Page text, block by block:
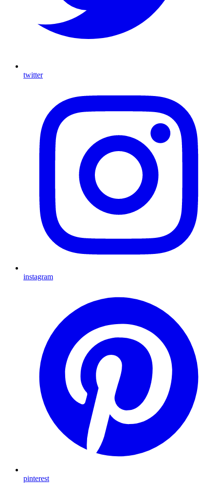
twitter
instagram
pinterest